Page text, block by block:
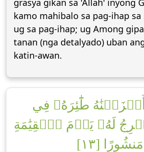
grasya gikan sa 'Allah' inyong
kamo mahibalo sa pag-ihap
ug sa pag-ihap; ug Among
tanan (nga detalyado) uban
katin-awan.
طَٰٓئِرَهُۥ فِي
لَهُۥ يَوۡمَ ٱلۡقِيَٰمَةِ
[١٣]